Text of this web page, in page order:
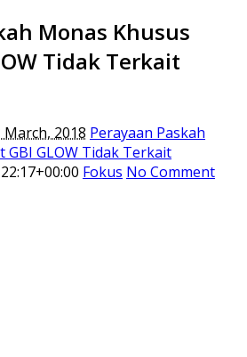
Monas Khusus
Tidak Terkait
March, 2018 Perayaan Paskah
GBI GLOW Tidak Terkait
Fokus No Comment